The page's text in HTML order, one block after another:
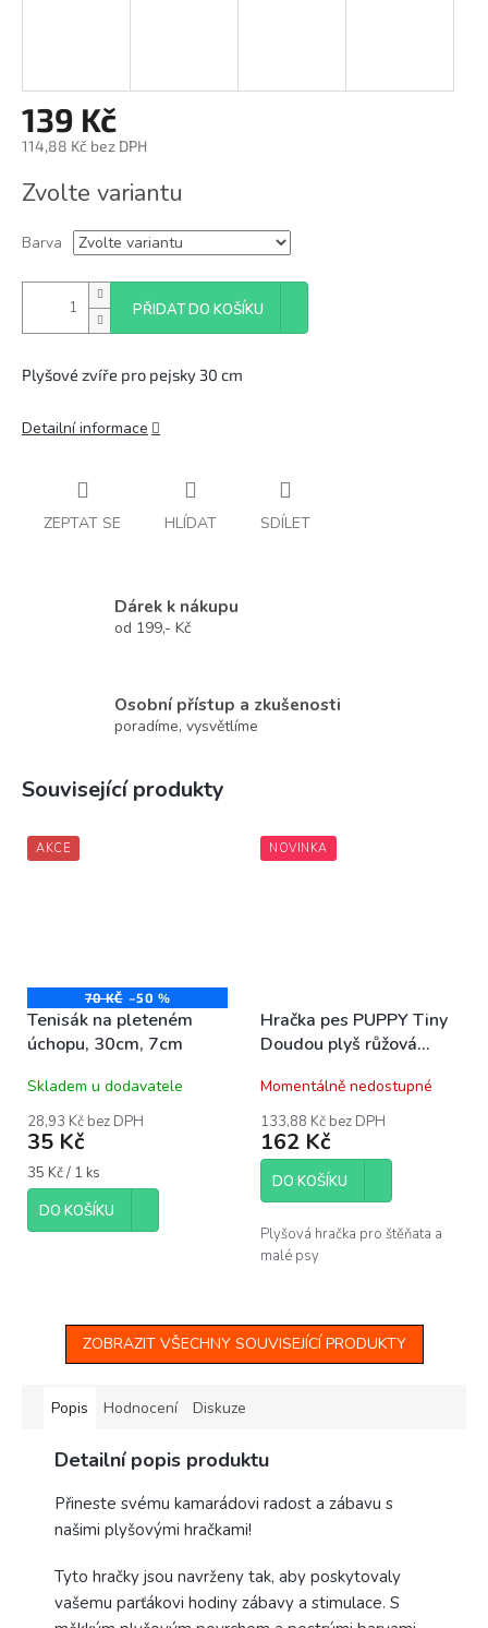
139 Kč
114,88 Kč bez DPH
cena:
Zvolte variantu
Barva
PŘIDAT DO KOŠÍKU
Plyšové zvíře pro pejsky 30 cm
Detailní informace
ZEPTAT SE HLÍDAT SDÍLET
Dárek k nákupu
od 199,- Kč
Osobní přístup a zkušenosti
poradíme, vysvětlíme
Související produkty
AKCE
70 KČ –50 %
Tenisák na pleteném
úchopu, 30cm, 7cm
Skladem u dodavatele
28,93 Kč bez DPH
35 Kč
Měrná
cena:
35 Kč / 1 ks
DO KOŠÍKU
NOVINKA
Hračka pes PUPPY Tiny
Doudou plyš růžová
Momentálně nedostupné
133,88 Kč bez DPH
162 Kč
DO KOŠÍKU
Plyšová hračka pro štěňata a
malé psy
ZOBRAZIT VŠECHNY SOUVISEJÍCÍ PRODUKTY
Popis Hodnocení Diskuze
Detailní popis produktu
Přineste svému kamarádovi radost a zábavu s
našimi plyšovými hračkami!
Tyto hračky jsou navrženy tak, aby poskytovaly
vašemu parťákovi hodiny zábavy a stimulace. S